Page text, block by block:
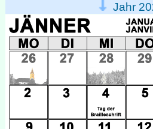
Jahr